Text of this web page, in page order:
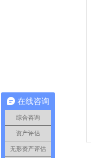
在线咨询
综合咨询
资产评估
无形资产评估